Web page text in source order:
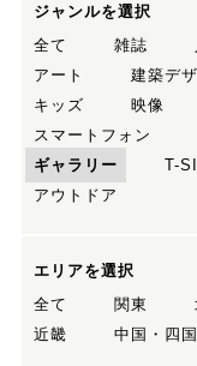
ジャンルを選択
全て
雑誌
アート
建築デ
キッズ
映像
スマートフォン
ギャラリー
T-
アウトドア
エリアを選択
全て
関東
近畿
中国・四国